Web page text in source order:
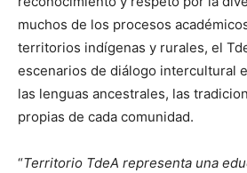
muchos de los procesos
territorios indígenas y rurales, el
escenarios de diálogo intercultural
las lenguas ancestrales, las
propias de cada comunidad.
“Territorio TdeA representa una